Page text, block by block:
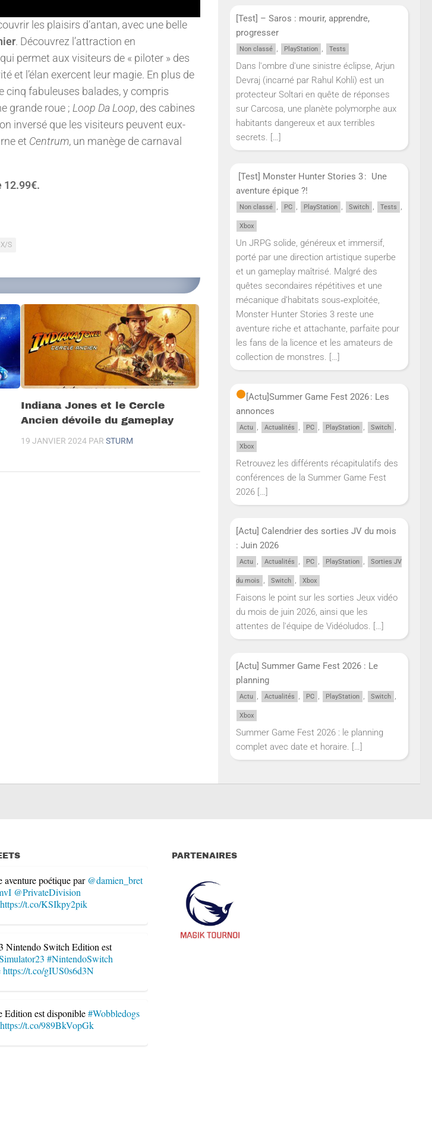
les plaisirs d’antan, avec une belle
. Découvrez l’attraction en
permet aux visiteurs de « piloter » des
et l’élan exercent leur magie. En plus de
cinq fabuleuses balades, y compris
grande roue ; Loop Da Loop, des cabines
inversé que les visiteurs peuvent eux-
et Centrum, un manège de carnaval
12.99€.
S
Indiana Jones et le Cercle
Ancien dévoile du gameplay
19 JANVIER 2024 PARSTURM
[Test] – Saros : mourir, apprendre,
progresser
Non classé , PlayStation , Tests
Dans l'ombre d'une sinistre éclipse, Arjun
Devraj (incarné par Rahul Kohli) est un
protecteur Soltari en quête de réponses
sur Carcosa, une planète polymorphe aux
habitants dangereux et aux terribles
secrets. […]
[Test] Monster Hunter Stories 3 : Une
aventure épique ?!
Non classé , PC , PlayStation , Switch , Tests ,
Xbox
Un JRPG solide, généreux et immersif,
porté par une direction artistique superbe
et un gameplay maîtrisé. Malgré des
quêtes secondaires répétitives et une
mécanique d’habitats sous‑exploitée,
Monster Hunter Stories 3 reste une
aventure riche et attachante, parfaite pour
les fans de la licence et les amateurs de
collection de monstres. […]
[Actu]Summer Game Fest 2026 : Les
annonces
Actu , Actualités , PC , PlayStation , Switch ,
Xbox
Retrouvez les différents récapitulatifs des
conférences de la Summer Game Fest
2026 […]
[Actu] Calendrier des sorties JV du mois
: Juin 2026
Actu , Actualités , PC , PlayStation , Sorties JV
du mois , Switch , Xbox
Faisons le point sur les sorties Jeux vidéo
du mois de juin 2026, ainsi que les
attentes de l'équipe de Vidéoludos. […]
[Actu] Summer Game Fest 2026 : Le
planning
Actu , Actualités , PC , PlayStation , Switch ,
Xbox
Summer Game Fest 2026 : le planning
complet avec date et horaire. […]
poétique par @damien_bret
@PrivateDivision
https://t.co/KSIkpy2pik
Nintendo Switch Edition est
#NintendoSwitch
https://t.co/gIUS0s6d3N
Edition est disponible#Wobbledogs
https://t.co/989BkVopGk
PARTENAIRES